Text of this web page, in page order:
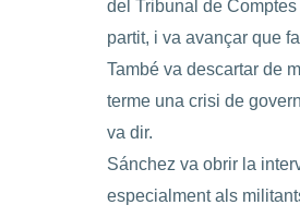
del Tribunal de
partit, i va avançar que
També va descartar de
terme una crisi de
va dir.
Sánchez va obrir la
especialment als